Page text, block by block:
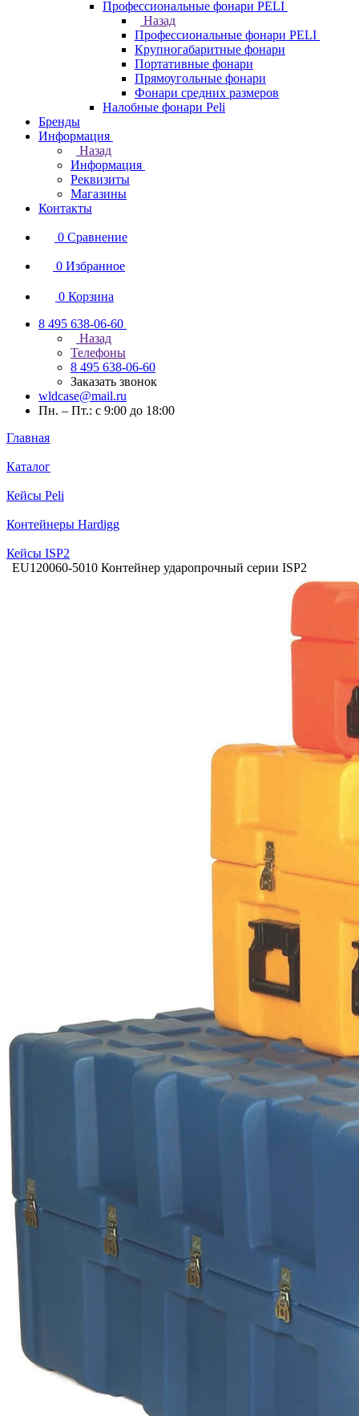
Профессиональные фонари PELI
Назад
Профессиональные фонари PELI
Крупногабаритные фонари
Портативные фонари
Прямоугольные фонари
Фонари средних размеров
Налобные фонари Peli
Бренды
Информация
Назад
Информация
Реквизиты
Магазины
Контакты
0 Сравнение
0 Избранное
0 Корзина
8 495 638-06-60
Назад
Телефоны
8 495 638-06-60
Заказать звонок
wldcase@mail.ru
Пн. – Пт.: с 9:00 до 18:00
Главная
Каталог
Кейсы Peli
Контейнеры Hardigg
Кейсы ISP2
EU120060-5010 Контейнер ударопрочный серии ISP2